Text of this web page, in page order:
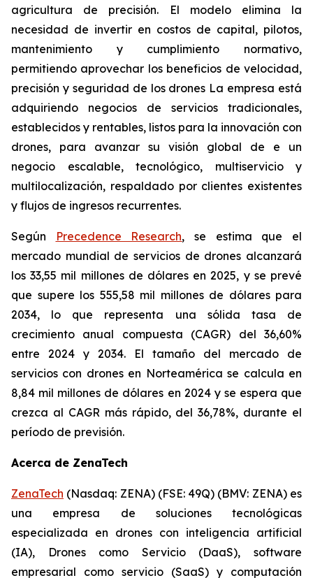
agricultura de precisión. El modelo elimina la
necesidad de invertir en costos de capital, pilotos,
mantenimiento y cumplimiento normativo,
permitiendo aprovechar los beneficios de velocidad,
precisión y seguridad de los drones La empresa está
adquiriendo negocios de servicios tradicionales,
establecidos y rentables, listos para la innovación con
drones, para avanzar su visión global de e un
negocio escalable, tecnológico, multiservicio y
multilocalización, respaldado por clientes existentes
y flujos de ingresos recurrentes.
Según Precedence Research, se estima que el
mercado mundial de servicios de drones alcanzará
los 33,55 mil millones de dólares en 2025, y se prevé
que supere los 555,58 mil millones de dólares para
2034, lo que representa una sólida tasa de
crecimiento anual compuesta (CAGR) del 36,60%
entre 2024 y 2034. El tamaño del mercado de
servicios con drones en Norteamérica se calcula en
8,84 mil millones de dólares en 2024 y se espera que
crezca al CAGR más rápido, del 36,78%, durante el
período de previsión.
Acerca de ZenaTech
ZenaTech (Nasdaq: ZENA) (FSE: 49Q) (BMV: ZENA) es
una empresa de soluciones tecnológicas
especializada en drones con inteligencia artificial
(IA), Drones como Servicio (DaaS), software
empresarial como servicio (SaaS) y computación